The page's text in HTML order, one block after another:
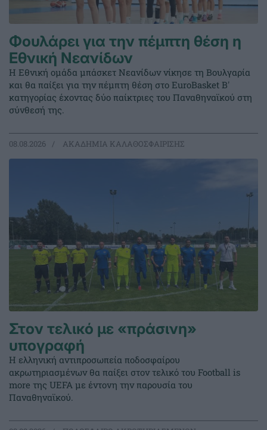
Φουλάρει για την πέμπτη θέση η
Εθνική Νεανίδων
Η Εθνική ομάδα μπάσκετ Νεανίδων νίκησε τη Βουλγαρία
και θα παίξει για την πέμπτη θέση στο EuroBasket Β'
κατηγορίας έχοντας δύο παίκτριες του Παναθηναϊκού στη
σύνθεσή της.
08.08.2026 ΑΚΑΔΗΜΙΑ ΚΑΛΑΘΟΣΦΑΙΡΙΣΗΣ
Στον τελικό με «πράσινη»
υπογραφή
Η ελληνική αντιπροσωπεία ποδοσφαίρου
ακρωτηριασμένων θα παίξει στον τελικό του Football is
more της UEFA με έντονη την παρουσία του
Παναθηναϊκού.